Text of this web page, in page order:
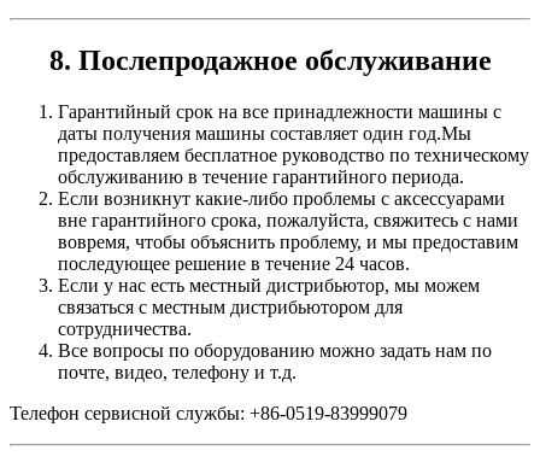
8. Послепродажное обслуживание
Гарантийный срок на все принадлежности машины с
даты получения машины составляет один год.Мы
предоставляем бесплатное руководство по техническому
обслуживанию в течение гарантийного периода.
Если возникнут какие-либо проблемы с аксессуарами
вне гарантийного срока, пожалуйста, свяжитесь с нами
вовремя, чтобы объяснить проблему, и мы предоставим
последующее решение в течение 24 часов.
Если у нас есть местный дистрибьютор, мы можем
связаться с местным дистрибьютором для
сотрудничества.
Все вопросы по оборудованию можно задать нам по
почте, видео, телефону и т.д.
Телефон сервисной службы: +86-0519-83999079